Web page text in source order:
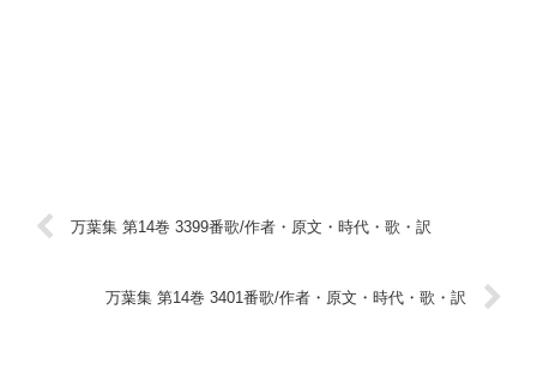
万葉集 第14巻 3399番歌/作者・原文・時代・歌・訳
万葉集 第14巻 3401番歌/作者・原文・時代・歌・訳